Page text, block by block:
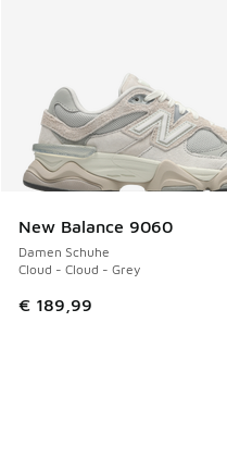
New Balance 9060
Damen Schuhe
Cloud - Cloud - Grey
€ 189,99